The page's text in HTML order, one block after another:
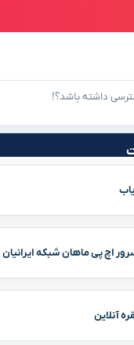
داشته باشد؟!
اچ پی ماهان شبکه ایرانیان
آنلاین